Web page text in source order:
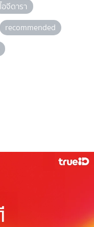
ไอจีดารา
recommended